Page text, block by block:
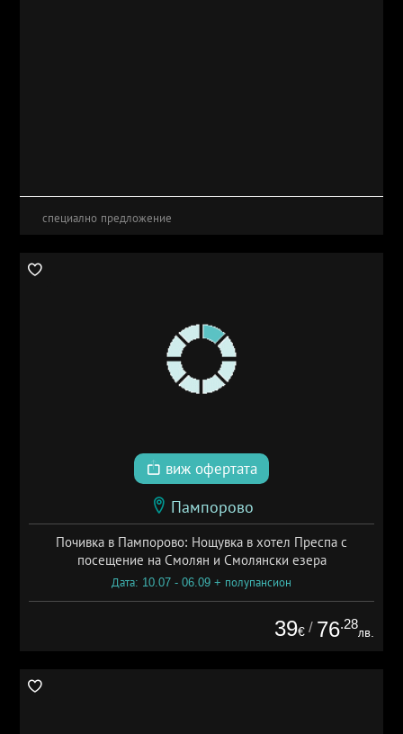
специално предложение
виж офертата
Пампорово
Почивка в Пампорово: Нощувка в хотел Преспа с
посещение на Смолян и Смолянски езера
Дата: 10.07 - 06.09 + полупансион
39€ / 76.28
лв.